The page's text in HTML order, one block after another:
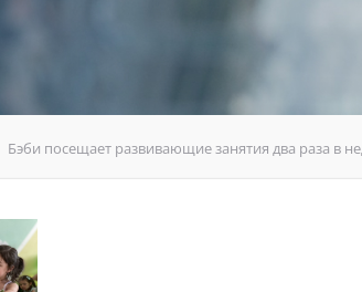
Бэби посещает развивающие занятия два раза в